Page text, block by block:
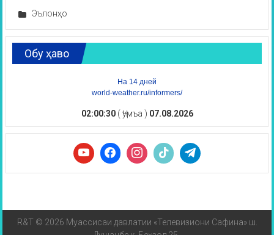
Эълонҳо
Обу ҳаво
На 14 дней
world-weather.ru/informers/
02:00:30( Ҷумъа ) 07.08.2026
R&T © 2026 Муассисаи давлатии «Телевизиони Сафина» ш.